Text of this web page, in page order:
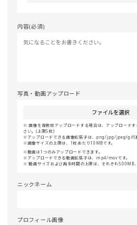
内容(必須)
写真・動画アップロード
ファイルを選択
画像を複数枚アップロードする場合は、アップロード
さい。(上限5枚)
アップロードできる画像拡張子は、png/jpg/jpeg/gif(静
画像サイズの上限は、1枚あたり10MBです。
動画は1つのみアップロードできます。
アップロードできる動画拡張子は、mp4/movです。
動画サイズおよび再生時間の上限は、それぞれ500MB
ニックネーム
プロフィール画像